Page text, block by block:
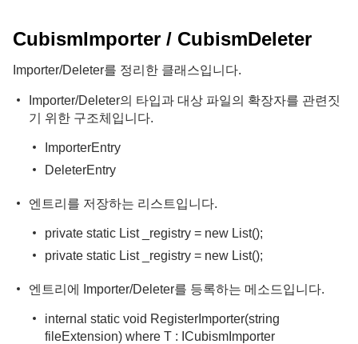
CubismImporter / CubismDeleter
Importer/Deleter를 정리한 클래스입니다.
Importer/Deleter의 타입과 대상 파일의 확장자를 관련짓
기 위한 구조체입니다.
ImporterEntry
DeleterEntry
엔트리를 저장하는 리스트입니다.
private static List_registry = new List();
private static List_registry = new List();
엔트리에 Importer/Deleter를 등록하는 메소드입니다.
internal static void RegisterImporter(string
fileExtension) where T : ICubismImporter